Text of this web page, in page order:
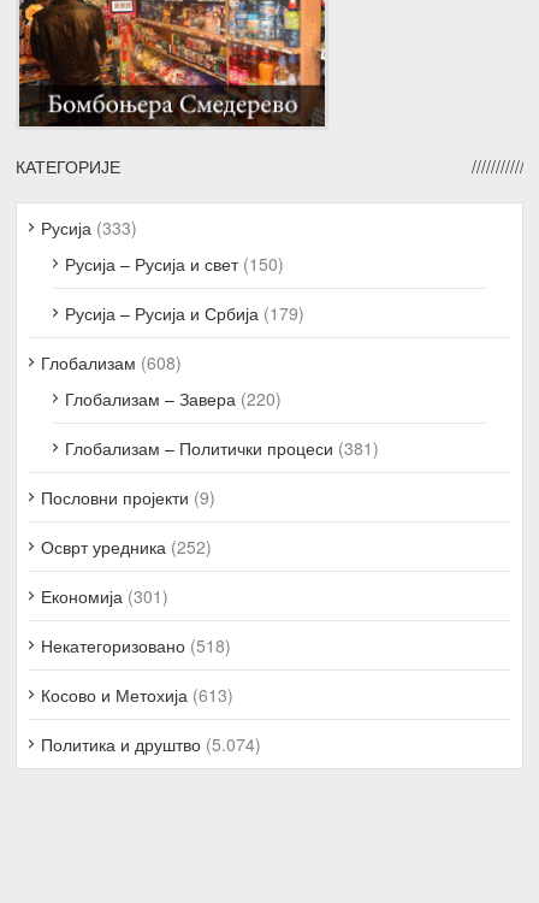
КАТЕГОРИЈЕ
Русија (333)
Русија – Русија и свет(150)
Русија – Русија и Србија (179)
Глобализам (608)
Глобализам – Завера (220)
Глобализам – Политички процеси (381)
Пословни пројекти (9)
Осврт уредника (252)
Економија (301)
Некатегоризовано (518)
Косово и Метохија (613)
Политика и друштво (5.074)